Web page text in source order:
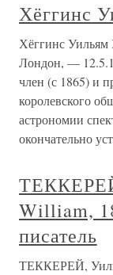
Хёггинс
Хёггинс Уильям
Лондон, —
член (с 1865) и
королевского
астрономии
окончательно
William,
писатель
ТЕККЕРЕЙ,